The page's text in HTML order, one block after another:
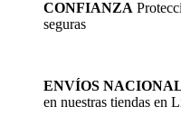
CONFIANZA
seguras
ENVÍOS
en nuestras tiendas en